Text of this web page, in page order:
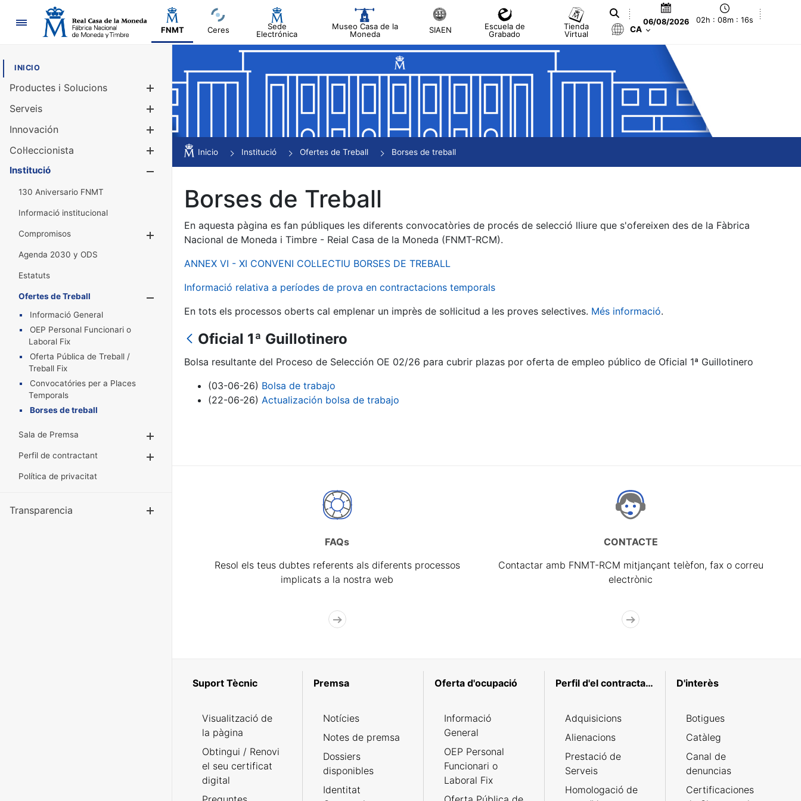
Navegació
FNMT Ceres
Sede
Electrónica
Museo Casa de la
Moneda
SIAEN
Escuela de
Grabado
Tienda
Virtual
06/08/2026 02h : 08m : 16s
CA
INICIO
Productes i Solucions
Mostra/Amaga
Serveis
Innovación
Col·leccionista
Mostra/Amaga
Institució
130 Aniversario FNMT
Informació institucional
Compromisos
Mostra/Amaga
Agenda 2030 y ODS
Estatuts
Ofertes de Treball
Informació General
OEP Personal Funcionari o
Laboral Fix
Oferta Pública de Treball /
Treball Fix
Convocatóries per a Places
Temporals
Borses de treball
Sala de Premsa
Perfil de contractant
Política de privacitat
Transparencia
Inicio Institució Ofertes de Treball Borses de treball
Borses de Treball
En aquesta pàgina es fan públiques les diferents convocatòries de procés de selecció lliure que s'ofereixen des de la Fàbrica
Nacional de Moneda i Timbre - Reial Casa de la Moneda (FNMT-RCM).
ANNEX VI - XI CONVENI COL·LECTIU BORSES DE TREBALL
Informació relativa a períodes de prova en contractacions temporals
En tots els processos oberts cal emplenar un imprès de sol·licitud a les proves selectives. Més informació.
Oficial 1ª Guillotinero
Bolsa resultante del Proceso de Selección OE 02/26 para cubrir plazas por oferta de empleo público de Oficial 1ª Guillotinero
(03-06-26) Bolsa de trabajo
(22-06-26) Actualización bolsa de trabajo
FAQs
Resol els teus dubtes referents als diferents processos
implicats a la nostra web
CONTACTE
Contactar amb FNMT-RCM mitjançant telèfon, fax o correu
electrònic
Suport Tècnic
Visualització de
la pàgina
Obtingui / Renovi
el seu certificat
digital
Premsa
Notícies
Notes de premsa
Dossiers
disponibles
Identitat
Oferta d'ocupació
Informació
General
OEP Personal
Funcionari o
Laboral Fix
Perfil d'el contractant
Adquisicions
Alienacions
Prestació de
Serveis
Homologació de
D'interès
Botigues
Catàleg
Canal de
denuncias
Certificaciones